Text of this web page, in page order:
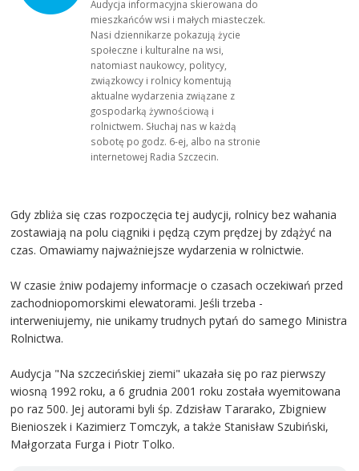
Audycja informacyjna skierowana do
mieszkańców wsi i małych miasteczek.
Nasi dziennikarze pokazują życie
społeczne i kulturalne na wsi,
natomiast naukowcy, politycy,
związkowcy i rolnicy komentują
aktualne wydarzenia związane z
gospodarką żywnościową i
rolnictwem. Słuchaj nas w każdą
sobotę po godz. 6-ej, albo na stronie
internetowej Radia Szczecin.
Gdy zbliża się czas rozpoczęcia tej audycji, rolnicy bez wahania
zostawiają na polu ciągniki i pędzą czym prędzej by zdążyć na
czas. Omawiamy najważniejsze wydarzenia w rolnictwie.
W czasie żniw podajemy informacje o czasach oczekiwań przed
zachodniopomorskimi elewatorami. Jeśli trzeba -
interweniujemy, nie unikamy trudnych pytań do samego Ministra
Rolnictwa.
Audycja "Na szczecińskiej ziemi" ukazała się po raz pierwszy
wiosną 1992 roku, a 6 grudnia 2001 roku została wyemitowana
po raz 500. Jej autorami byli śp. Zdzisław Tararako, Zbigniew
Bienioszek i Kazimierz Tomczyk, a także Stanisław Szubiński,
Małgorzata Furga i Piotr Tolko.